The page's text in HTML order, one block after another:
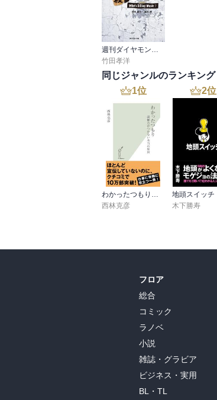
週刊ダイヤモンド 特集ＢＯＯＫＳ
竹田孝洋
同じジャンルのランキング
1位
西林克彦
2位
地頭スイッチ
木下勝寿
フロア
総合
コミック
ラノベ
小説
雑誌・グラビア
ビジネス・実用
BL・TL